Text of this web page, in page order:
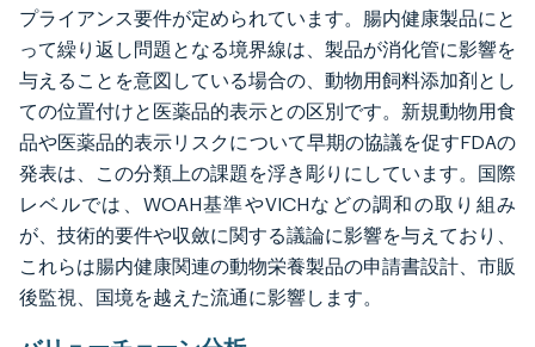
プライアンス要件が定められています。腸内健康製品にと
って繰り返し問題となる境界線は、製品が消化管に影響を
与えることを意図している場合の、動物用飼料添加剤とし
ての位置付けと医薬品的表示との区別です。新規動物用食
品や医薬品的表示リスクについて早期の協議を促すFDAの
発表は、この分類上の課題を浮き彫りにしています。国際
レベルでは、WOAH基準やVICHなどの調和の取り組み
が、技術的要件や収斂に関する議論に影響を与えており、
これらは腸内健康関連の動物栄養製品の申請書設計、市販
後監視、国境を越えた流通に影響します。